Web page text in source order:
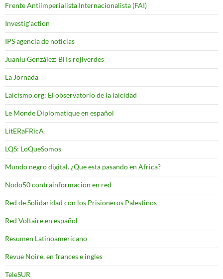
Frente Antiimperialista Internacionalista (FAI)
Investig'action
IPS agencia de noticias
Juanlu González: BiTs rojiverdes
La Jornada
Laicismo.org: El observatorio de la laicidad
Le Monde Diplomatique en español
LitERaFRicA
LQS: LoQueSomos
Mundo negro digital. ¿Que esta pasando en Africa?
Nodo50 contrainformacion en red
Red de Solidaridad con los Prisioneros Palestinos
Red Voltaire en español
Resumen Latinoamericano
Revue Noire, en frances e ingles
TeleSUR